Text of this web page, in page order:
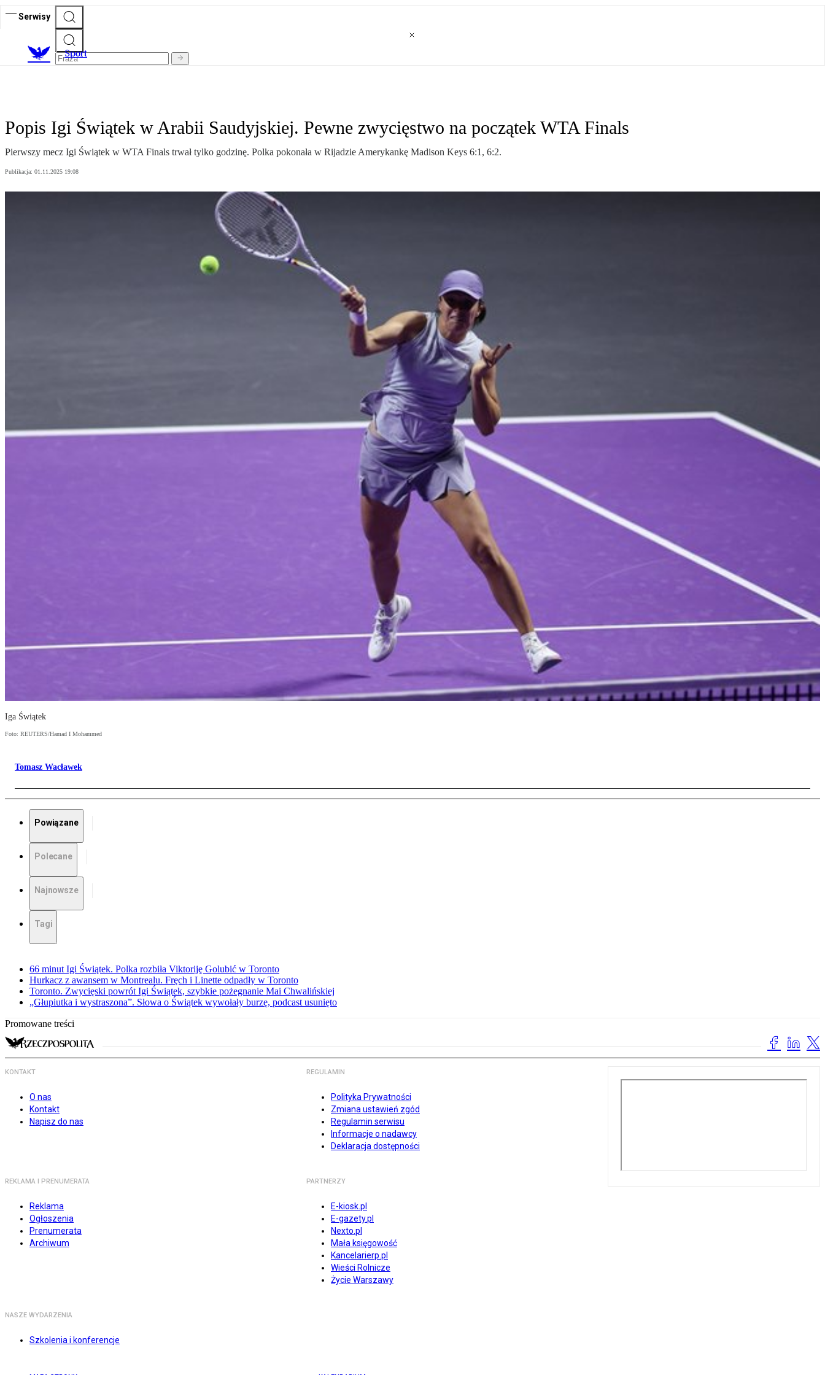
Serwisy
Sport
Popis Igi Świątek w Arabii Saudyjskiej. Pewne zwycięstwo na początek WTA Finals
Pierwszy mecz Igi Świątek w WTA Finals trwał tylko godzinę. Polka pokonała w Rijadzie Amerykankę Madison Keys 6:1, 6:2.
Publikacja: 01.11.2025 19:08
Iga Świątek
Foto: REUTERS/Hamad I Mohammed
Tomasz Wacławek
Powiązane
Polecane
Najnowsze
Tagi
66 minut Igi Świątek. Polka rozbiła Viktoriję Golubić w Toronto
Hurkacz z awansem w Montrealu. Fręch i Linette odpadły w Toronto
Toronto. Zwycięski powrót Igi Świątek, szybkie pożegnanie Mai Chwalińskiej
„Głupiutka i wystraszona”. Słowa o Świątek wywołały burzę, podcast usunięto
Promowane treści
KONTAKT
O nas
Kontakt
Napisz do nas
REGULAMIN
Polityka Prywatności
Zmiana ustawień zgód
Regulamin serwisu
Informacje o nadawcy
Deklaracja dostępności
REKLAMA I PRENUMERATA
Reklama
Ogłoszenia
Prenumerata
Archiwum
PARTNERZY
E-kiosk.pl
E-gazety.pl
Nexto.pl
Mała księgowość
Kancelarierp.pl
Wieści Rolnicze
Życie Warszawy
NASZE WYDARZENIA
Szkolenia i konferencje